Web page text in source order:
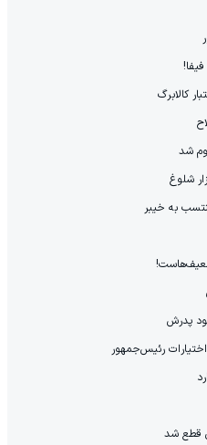
کالابرگ
شد
شلوغ
به خیبر
پدرش
قطع شد